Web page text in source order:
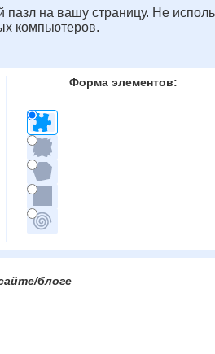
на вашу страницу. Не
компьютеров.
Форма элементов:
блоге